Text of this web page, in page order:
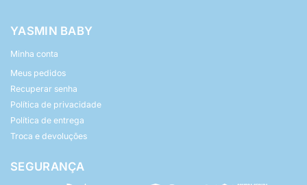
YASMIN BABY
Minha conta
Meus pedidos
Recuperar senha
Política de privacidade
Política de entrega
Troca e devoluções
SEGURANÇA